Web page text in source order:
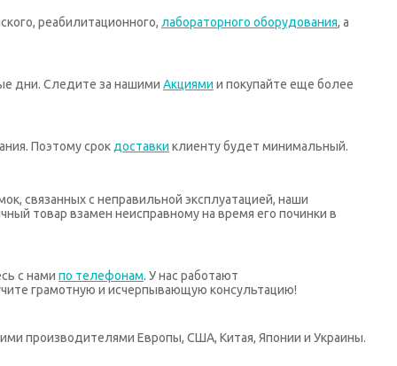
реабилитационного, лабораторного оборудования, а
дни. Следите за нашими Акциями и покупайте еще более
Поэтому срокдоставки клиенту будет минимальный.
связанных с неправильной эксплуатацией, наши
товар взамен неисправному на время его починки в
с нами по телефонам. У нас работают
грамотную и исчерпывающую консультацию!
производителями Европы, США, Китая, Японии и Украины.